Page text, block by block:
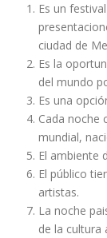
Es un
ciudad de
Es la
del mundo
Es una
Cada noche
mundial,
El ambiente
El público
artistas.
La noche
de la cultura